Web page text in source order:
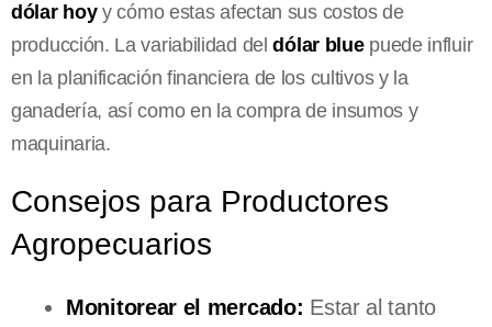
dólar hoyy cómo estas afectan sus costos de
producción. La variabilidad deldólar bluepuede influir
en la planificación financiera de los cultivos y la
ganadería, así como en la compra de insumos y
maquinaria.
Consejos para Productores
Agropecuarios
Monitorear el mercado: Estar al tanto